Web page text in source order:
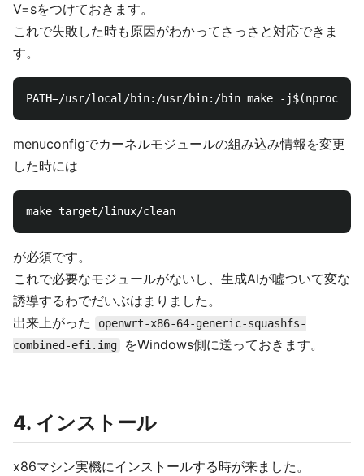
V=sをつけておきます。
これで失敗した時も原因がわかってさっさと対応できま
す。
menuconfigでカーネルモジュールの組み込み情報を変更
した時には
が必須です。
これで必要なモジュールがないし、生成AIが嘘ついて変な
誘導するわでだいぶはまりました。
出来上がった
openwrt-x86-64-generic-squashfs-
combined-efi.img
をWindows側に送っておきます。
4. インストール
x86マシン実機にインストールする時が来ました。